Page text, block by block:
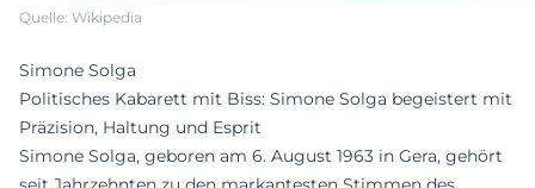
Quelle: Wikipedia
Simone Solga
Politisches Kabarett mit Biss: Simone Solga begeistert mit
Präzision, Haltung und Esprit
Simone Solga, geboren am 6. August 1963 in Gera, gehört